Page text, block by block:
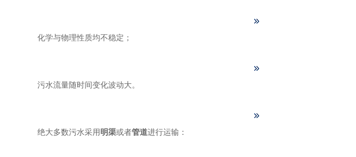
化学与物理性质均不稳定；
污水流量随时间变化波动大。
绝大多数污水采用 明渠或者管道进行运输：